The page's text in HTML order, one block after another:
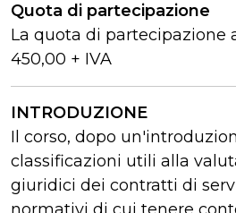
Quota di partecipazione
La quota di partecipazione
450,00 + IVA
INTRODUZIONE
Il corso, dopo
classificazioni utili alla
giuridici dei contratti di